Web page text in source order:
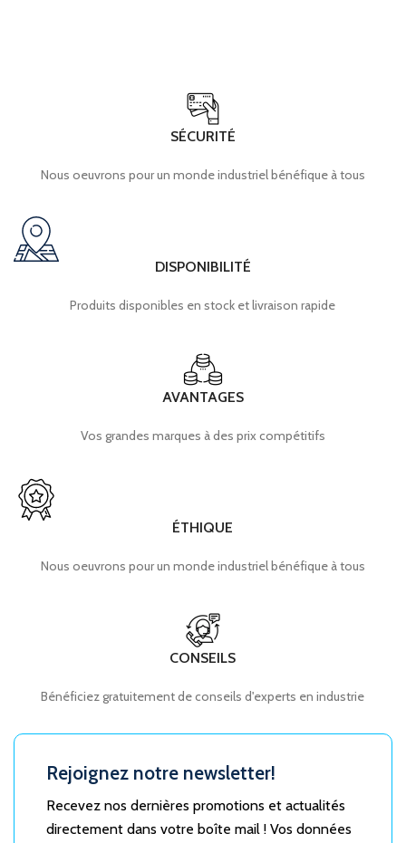
SÉCURITÉ
Nous oeuvrons pour un monde industriel bénéfique à tous
DISPONIBILITÉ
Produits disponibles en stock et livraison rapide
AVANTAGES
Vos grandes marques à des prix compétitifs
ÉTHIQUE
Nous oeuvrons pour un monde industriel bénéfique à tous
CONSEILS
Bénéficiez gratuitement de conseils d'experts en industrie
Rejoignez notre newsletter!
Recevez nos dernières promotions et actualités
directement dans votre boîte mail ! Vos données